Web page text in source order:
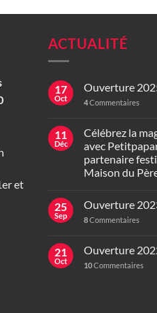
et
ACTUALITÉ
17
Oct
Ouverture
4Commentaires
11
Déc
Célébrez la
avec
partenaire
Maison du
25
Sep
Ouverture
8Commentaires
21
Oct
Ouverture
10Commentaires